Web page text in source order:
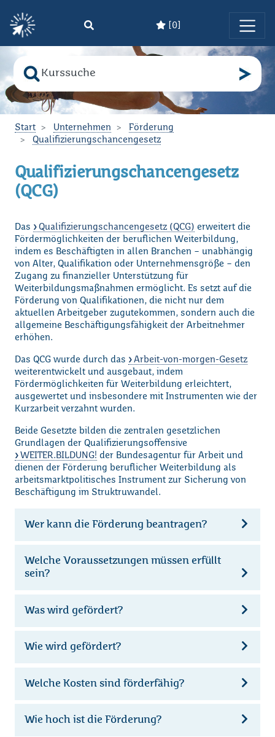
[ 0]
Suche nach
Bitte geben Sie den Suchbegriff ein!
Start Unternehmen
Förderung
Qualifizierungschancengesetz
Qualifizierungschancengesetz
(QCG)
Das Qualifizierungschancengesetz (QCG) erweitert die
Fördermöglichkeiten der beruflichen Weiterbildung,
indem es Beschäftigten in allen Branchen – unabhängig
von Alter, Qualifikation oder Unternehmensgröße – den
Zugang zu finanzieller Unterstützung für
Weiterbildungsmaßnahmen ermöglicht. Es setzt auf die
Förderung von Qualifikationen, die nicht nur dem
aktuellen Arbeitgeber zugutekommen, sondern auch die
allgemeine Beschäftigungsfähigkeit der Arbeitnehmer
erhöhen.
Das QCG wurde durch das
Arbeit-von-morgen-Gesetz
weiterentwickelt und ausgebaut, indem
Fördermöglichkeiten für Weiterbildung erleichtert,
ausgewertet und insbesondere mit Instrumenten wie der
Kurzarbeit verzahnt wurden.
Beide Gesetzte bilden die zentralen gesetzlichen
Grundlagen der Qualifizierungsoffensive
WEITER.BILDUNG! der Bundesagentur für Arbeit und
dienen der Förderung beruflicher Weiterbildung als
arbeitsmarktpolitisches Instrument zur Sicherung von
Beschäftigung im Struktruwandel.
Wer kann die Förderung beantragen?
Welche Voraussetzungen müssen erfüllt
sein?
Was wird gefördert?
Wie wird gefördert?
Welche Kosten sind förderfähig?
Wie hoch ist die Förderung?